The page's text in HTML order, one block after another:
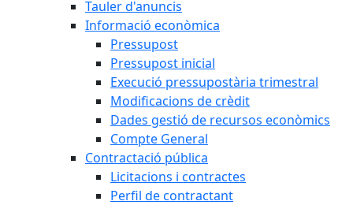
Tauler d'anuncis
Informació econòmica
Pressupost
Pressupost inicial
Execució pressupostària trimestral
Modificacions de crèdit
Dades gestió de recursos econòmics
Compte General
Contractació pública
Licitacions i contractes
Perfil de contractant